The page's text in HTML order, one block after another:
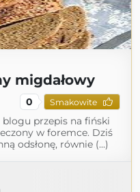
migdałowy
0 Smakowite
przepis na fiński
w foremce. Dziś
odsłonę, równie (...)